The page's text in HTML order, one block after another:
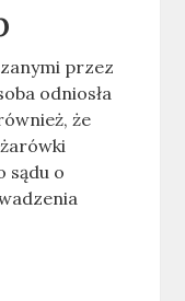
przez
odniosła
że
sądu o